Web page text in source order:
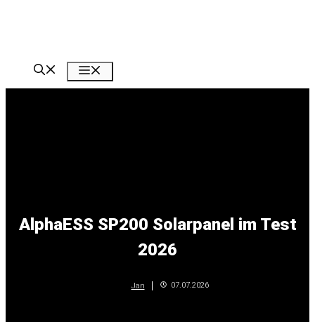
AlphaESS SP200 Solarpanel im Test
2026
Jan 07.07.2026